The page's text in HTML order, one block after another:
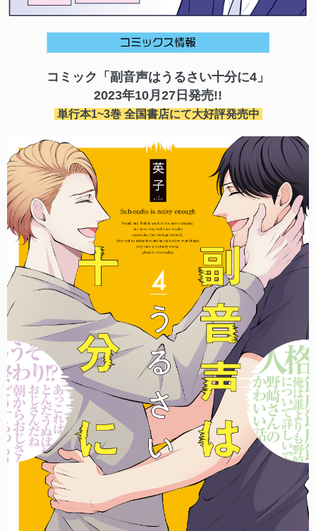
コミック「副音声はうるさい十分に4」
2023年10月27日発売!!
単行本1~3巻 全国書店にて大好評発売中